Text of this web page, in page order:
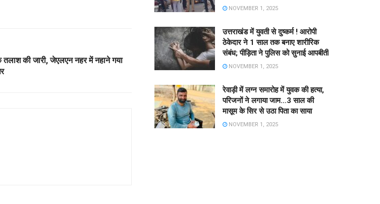
की जारी, जेएलएन नहर में नहाने गया
NOVEMBER 1, 2025
उत्तराखंड में युवती से दुष्कर्म ! आरोपी
ठेकेदार ने 1 साल तक बनाए शारीरिक
संबंध; पीड़िता ने पुलिस को सुनाई आपबीती
NOVEMBER 1, 2025
रेवाड़ी में लग्न समारोह में युवक की हत्या,
परिजनों ने लगाया जाम…3 साल की
मासूम के सिर से उठा पिता का साया
NOVEMBER 1, 2025